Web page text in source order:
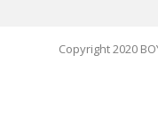
Copyright 2020